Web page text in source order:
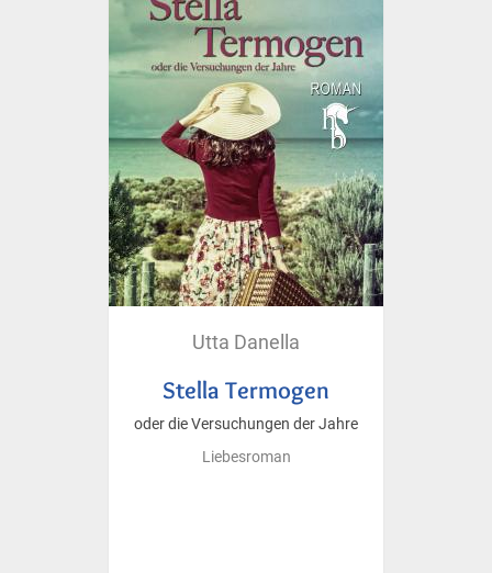
Utta Danella
Stella Termogen
oder die Versuchungen der Jahre
Liebesroman